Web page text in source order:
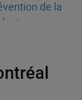
de la